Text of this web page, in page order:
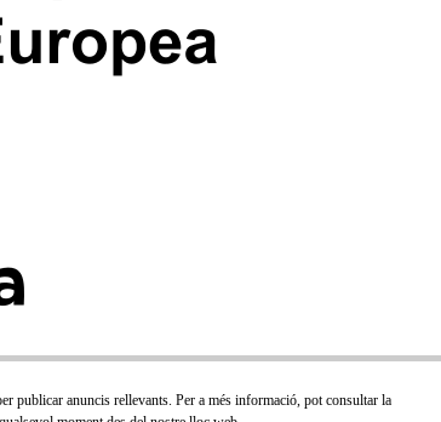
publicar anuncis rellevants. Per a més informació, pot consultar la